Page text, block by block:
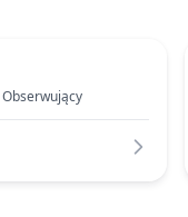
Obserwujący